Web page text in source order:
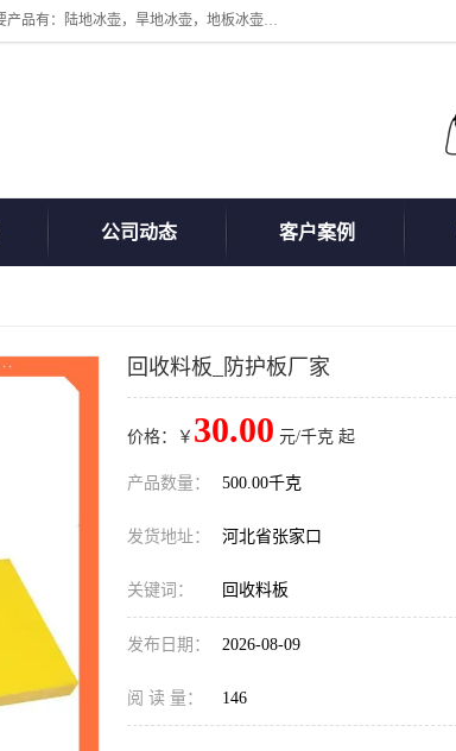
张家口市科诺工程塑料有限公司是超高分子量聚乙烯，高密度板，仿真冰场的专业生产厂家和供应商。主要产品有：陆地冰壶，旱地冰壶，地板冰壶，地壶球，仿真冰壶，仿真冰，冰蹴球，MGB轴套，MGE滑板，高密度板，仿真冰场等产品。欢迎有需要的朋友前来联系。
公司动态 客户案例
回收料板_防护板厂家
价格：￥ 30.00 元/千克 起
产品数量： 500.00千克
发货地址： 河北省张家口
关键词： 回收料板
发布日期： 2026-08-09
阅 读 量： 146